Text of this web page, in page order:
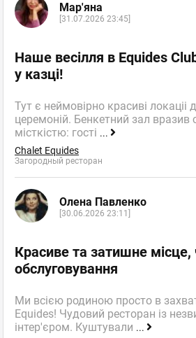
Мар'яна
[31.07.2026 23:45]
Наше весілля в Equides
у казці!
Тут є неймовірно красиві локаціі
церемоній. Бенкетний зал вразив
місткістю: гості ...
Chalet Equides
Загородный ресторан
Олена Павленко
[30.06.2026 23:11]
Красиве та затишне місце,
обслуговування
Ми всією родиною просто в
Equides! Чудовий ресторан із
інтер'єром. Куштували ...